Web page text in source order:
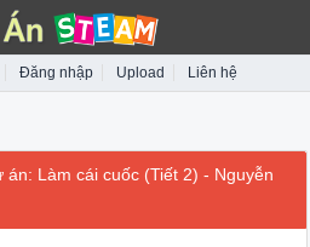
Đăng nhập Upload Liên hệ
Làm cái cuốc (Tiết 2) - Nguyễn